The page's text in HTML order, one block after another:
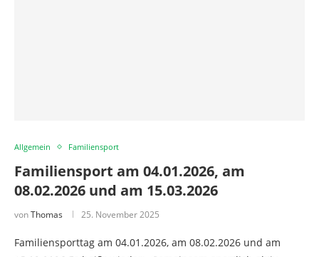
Allgemein Familiensport
Familiensport am 04.01.2026, am
08.02.2026 und am 15.03.2026
vonThomas 25. November 2025
Familiensporttag am 04.01.2026, am 08.02.2026 und am